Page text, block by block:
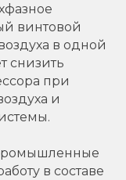
винтовой
в одной
снизить
при
и
в составе